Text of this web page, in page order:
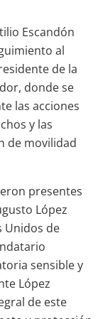
Escandón
al
de la
donde se
las acciones
y las
de movilidad
presentes
López
Unidos de
sensible y
López
de este